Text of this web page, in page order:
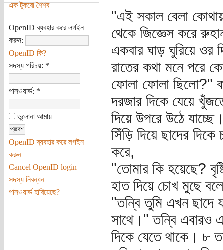
এক টুকরো শৈশব
OpenID ব্যবহার করে লগইন
করুন:
OpenID কি?
সদস্য পরিচয়: *
পাসওয়ার্ড: *
ভুলোনা আমায়
OpenID ব্যবহার করে লগইন
করুন
Cancel OpenID login
সদস্য নিবন্ধন
পাসওয়ার্ড হারিয়েছে?
"এই সকাল বেলা
থেকে জিজ্ঞেস করে
একবার ঘাড় ঘুরিয়ে ওর
রাতের কথা মনে পরে
ফোলা ফোলা ছিলো?"
দরজার দিকে যেয়ে
দিয়ে উপরে উঠে
সিঁড়ি দিয়ে ছাদের
করে,
"তোমার কি হয়েছে?
হাত দিয়ে চোখ মুছে
"তন্বি তুমি এখন ছাদে
সাথে।" তন্বি এবারও
দিকে যেতে থাকে। ৮